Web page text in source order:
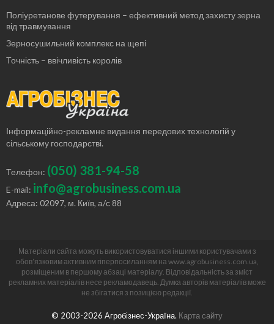
Поліуретанове футерування – ефективний метод захисту зерна
від травмування
Зерносушильний комплекс на щепі
Точність – ввічливість королів
Інформаційно-рекламне видання передових технологій у
сільському господарстві.
Телефон: (050) 381-94-58
E-mail: info@agrobusiness.com.ua
Адреса: 02097, м. Київ, а/с 88
Матеріали сайта можуть використовуватися іншими користувачами з
обов’язковим активним гіперпосиланням на www.agrobusiness.com.ua,
розміщеним в першому абзаці матеріалу. Відповідальність за зміст
рекламних матеріалів несе рекламодавець. Думка авторів матеріалів може
не збігатися з позицією редакції.
© 2003-2026 Агробізнес-Україна. Карта сайту